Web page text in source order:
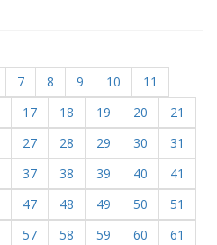
7 8 9 10
11
17 18 19 20
21
27 28 29 30
31
37 38 39 40
41
47 48 49 50
51
57 58 59 60
61